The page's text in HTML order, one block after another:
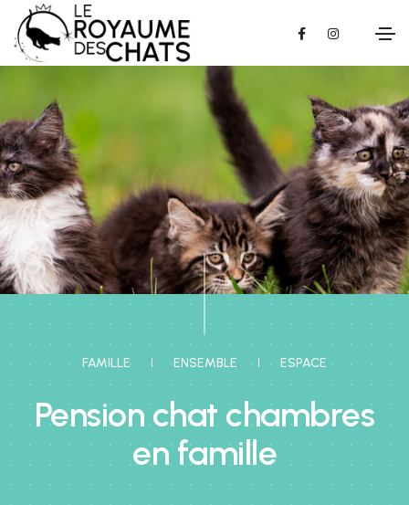
FAMILLE ENSEMBLE ESPACE
Pension chat chambres
en famille